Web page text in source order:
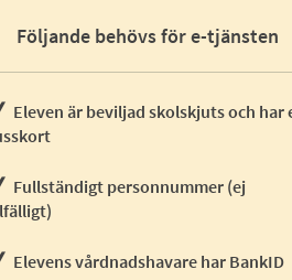
Följande behövs för e-tjänsten
Eleven är beviljad skolskjuts och har
Fullständigt personnummer (ej
Elevens vårdnadshavare har BankID